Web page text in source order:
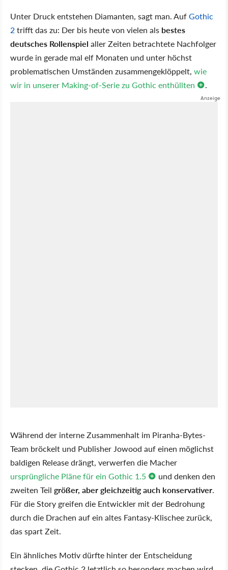
Unter Druck entstehen Diamanten, sagt man. AufGothic
2trifft das zu: Der bis heute von vielen als bestes
deutsches Rollenspiel aller Zeiten betrachtete Nachfolger
wurde in gerade mal elf Monaten und unter höchst
problematischen Umständen zusammengeklöppelt, wie
wir in unserer Making-of-Serie zu Gothic enthüllten
.
Während der interne Zusammenhalt im Piranha-Bytes-
Team bröckelt und Publisher Jowood auf einen möglichst
baldigen Release drängt, verwerfen die Macher
ursprüngliche Pläne für ein Gothic 1.5
und denken den
zweiten Teil größer, aber gleichzeitig auch konservativer.
Für die Story greifen die Entwickler mit der Bedrohung
durch die Drachen auf ein altes Fantasy-Klischee zurück,
das spart Zeit.
Ein ähnliches Motiv dürfte hinter der Entscheidung